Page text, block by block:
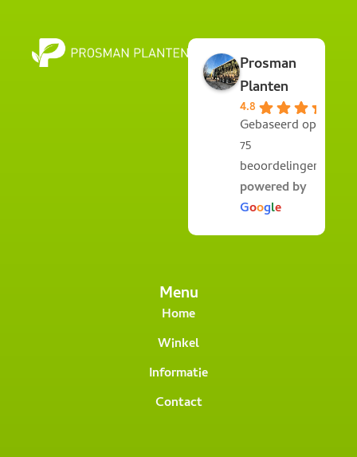
Prosman
Planten
4.8
Gebaseerd op
75
beoordelingen
powered by
Google
Menu
Home
Winkel
Informatie
Contact